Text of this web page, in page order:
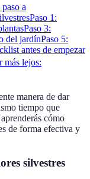
a
Paso 1:
Paso 3:
del jardínPaso 5:
antes de empezar
más lejos:
manera de dar
tiempo que
cómo
de forma efectiva y
silvestres